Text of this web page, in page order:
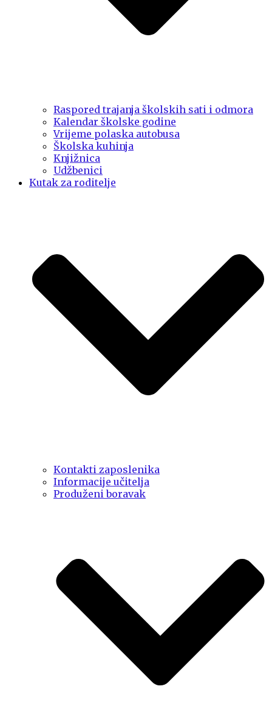
Raspored trajanja školskih sati i odmora
Kalendar školske godine
Vrijeme polaska autobusa
Školska kuhinja
Knjižnica
Udžbenici
Kutak za roditelje
Kontakti zaposlenika
Informacije učitelja
Produženi boravak